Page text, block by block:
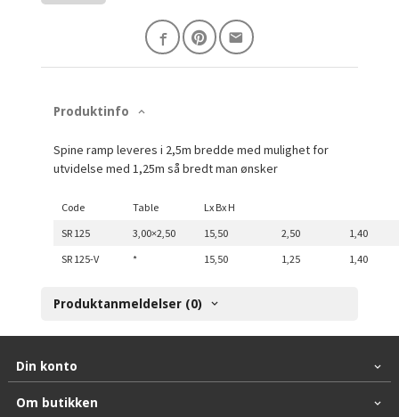
Produktinfo
Spine ramp leveres i 2,5m bredde med mulighet for
utvidelse med 1,25m så bredt man ønsker
Code Table
Lx Bx H
SR 125
3,00×2,50 15,50 2,50
1,40
SR 125-V
* 15,50 1,25 1,40
Produktanmeldelser (0)
Din konto
Om butikken